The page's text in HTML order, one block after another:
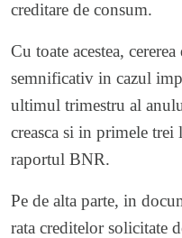
creditare de consum.
Cu toate acestea,
semnificativ in cazul
ultimul trimestru al
creasca si in primele
raportul BNR.
Pe de alta parte, in
rata creditelor solicitate